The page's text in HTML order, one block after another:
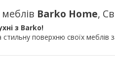
Barko Home,
з Barko!
поверхню своїх меблів